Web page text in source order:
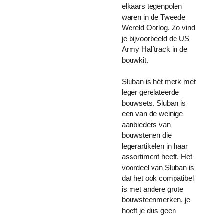
elkaars tegenpolen
waren in de Tweede
Wereld Oorlog. Zo vind
je bijvoorbeeld de US
Army Halftrack in de
bouwkit.
Sluban is hét merk met
leger gerelateerde
bouwsets. Sluban is
een van de weinige
aanbieders van
bouwstenen die
legerartikelen in haar
assortiment heeft. Het
voordeel van Sluban is
dat het ook compatibel
is met andere grote
bouwsteenmerken, je
hoeft je dus geen